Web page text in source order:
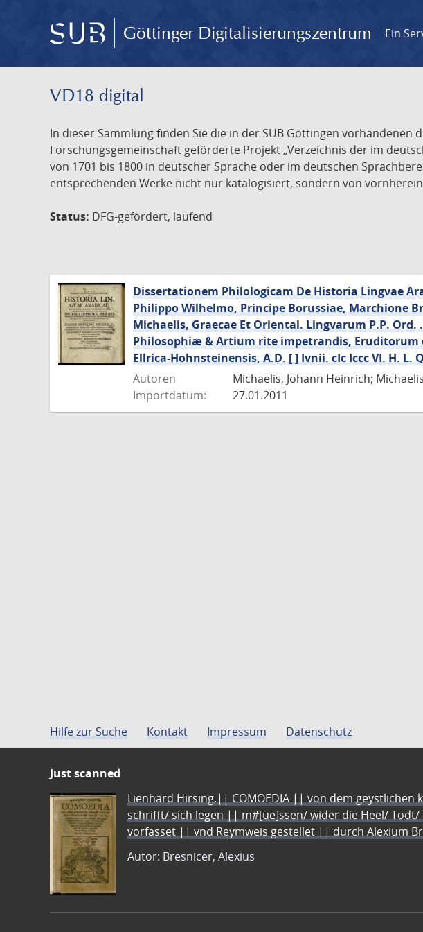
Göttinger Digitalisierungszentrum Ein
VD18 digital
In dieser Sammlung finden Sie die in der SUB Göttingen
Forschungsgemeinschaft geförderte Projekt „Verzeichnis der im
von 1701 bis 1800 in deutscher Sprache oder im deutschen
entsprechenden Werke nicht nur katalogisiert, sondern von
Status: DFG-gefördert, laufend
Dissertationem Philologicam De Historia Lingvae
Philippo Wilhelmo, Principe Borussiae, Marchione
Michaelis, Graecae Et Oriental. Lingvarum P.P.
Philosophiæ & Artium rite impetrandis, Eruditorum
Ellrica-Hohnsteinensis, A.D. [ ] Ivnii. cIc Iccc VI. H. L.
Autoren
Michaelis, Johann Heinrich;
Importdatum:
27.01.2011
Hilfe zur Suche Kontakt Impressum Datenschutz
Just scanned
Lienhard Hirsing.|| COMOEDIA || von dem
schrifft/ sich legen || m#[ue]ssen/ wider die Heel/
vorfasset || vnd Reymweis gestellet || durch Alexium
Autor: Bresnicer, Alexius